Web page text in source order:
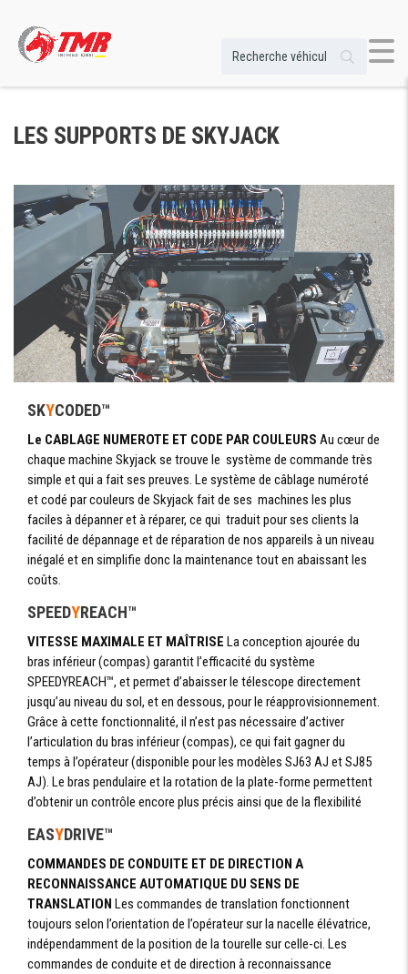
LES SUPPORTS DE SKYJACK
SKYCODED™
Le CABLAGE NUMEROTE ET CODE PAR COULEURS Au cœur de
chaque machine Skyjack se trouve le système de commande très
simple et qui a fait ses preuves. Le système de câblage numéroté
et codé par couleurs de Skyjack fait de ses machines les plus
faciles à dépanner et à réparer, ce qui traduit pour ses clients la
facilité de dépannage et de réparation de nos appareils à un niveau
inégalé et en simplifie donc la maintenance tout en abaissant les
coûts.
SPEEDYREACH™
VITESSE MAXIMALE ET MAÎTRISE La conception ajourée du
bras inférieur (compas) garantit l’efficacité du système
SPEEDYREACH™, et permet d’abaisser le télescope directement
jusqu’au niveau du sol, et en dessous, pour le réapprovisionnement.
Grâce à cette fonctionnalité, il n’est pas nécessaire d’activer
l’articulation du bras inférieur (compas), ce qui fait gagner du
temps à l’opérateur (disponible pour les modèles SJ63 AJ et SJ85
AJ). Le bras pendulaire et la rotation de la plate-forme permettent
d’obtenir un contrôle encore plus précis ainsi que de la flexibilité
EASYDRIVE™
COMMANDES DE CONDUITE ET DE DIRECTION A
RECONNAISSANCE AUTOMATIQUE DU SENS DE
TRANSLATION Les commandes de translation fonctionnent
toujours selon l’orientation de l’opérateur sur la nacelle élévatrice,
indépendamment de la position de la tourelle sur celle-ci. Les
commandes de conduite et de direction à reconnaissance